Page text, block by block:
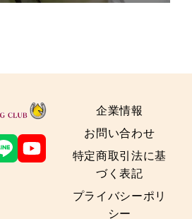
企業情報
お問い合わせ
特定商取引法に基
づく表記
プライバシーポリ
シー